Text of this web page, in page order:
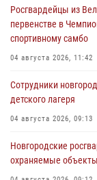
Росгвардейцы из
первенстве в
спортивному самбо
04 августа 2026, 11:42
Сотрудники
детского лагеря
04 августа 2026, 09:13
Новгородские
охраняемые объекты